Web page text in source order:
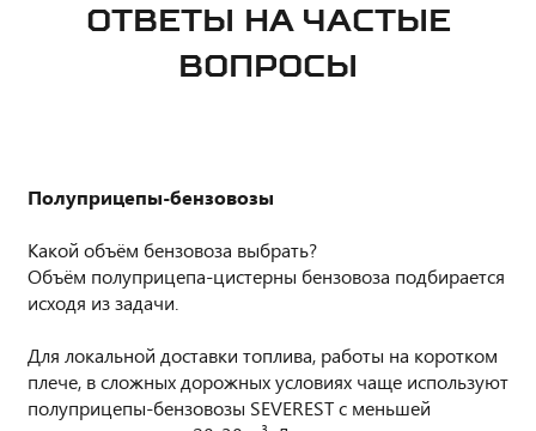
ОТВЕТЫ НА ЧАСТЫЕ
ВОПРОСЫ
Полуприцепы-бензовозы
Какой объём бензовоза выбрать?
Объём полуприцепа-цистерны бензовоза подбирается
исходя из задачи.
Для локальной доставки топлива, работы на коротком
плече, в сложных дорожных условиях чаще используют
полуприцепы-бензовозы SEVEREST с меньшей